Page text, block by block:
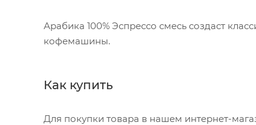
Арабика 100% Эспрессо смесь создаст
кофемашины.
Как купить
Для покупки товара в нашем интернет-